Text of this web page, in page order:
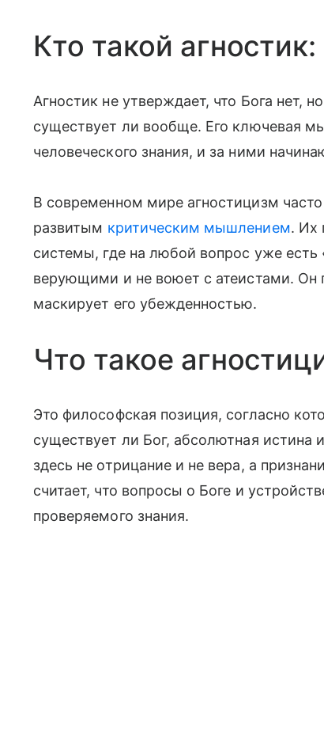
Кто такой
Агностик не утверждает, что Бога нет,
существует ли вообще. Его ключевая
человеческого знания, и за ними
В современном мире агностицизм
развитым критическим мышлением. Их
системы, где на любой вопрос уже есть
верующими и не воюет с атеистами. Он
маскирует его убежденностью.
Что такое
Это философская позиция, согласно
существует ли Бог, абсолютная
здесь не отрицание и не вера, а
считает, что вопросы о Боге и
проверяемого знания.